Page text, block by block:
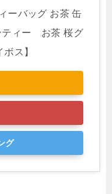
ーバッグ お茶 缶
ティー お茶 桜グ
ス】
グ